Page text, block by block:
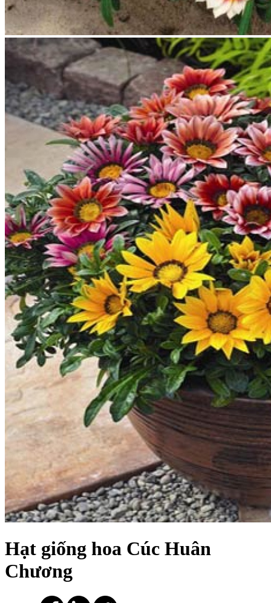
Hạt giống hoa Cúc Huân
Chương